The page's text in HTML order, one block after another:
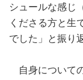
シュールな感じ
くださる方と生
でした」と振り
自身について